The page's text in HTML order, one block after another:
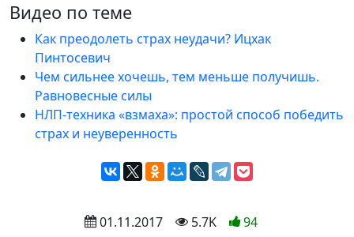
Видео по теме
Как преодолеть страх неудачи? Ицхак
Пинтосевич
Чем сильнее хочешь, тем меньше получишь.
Равновесные силы
НЛП-техника «взмаха»: простой способ победить
страх и неуверенность
01.11.2017 5.7K 94